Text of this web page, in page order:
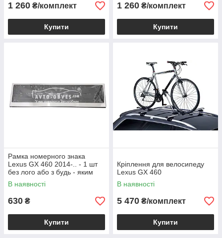
1 260 ₴/комплект
Купити
1 260 ₴/комплект
Купити
Рамка номерного знака
Lexus GX 460 2014-.. - 1 шт
без лого або з будь - яким
Вашим лого
В наявності
630 ₴
Купити
Кріплення для велосипеду
Lexus GX 460
В наявності
5 470 ₴/комплект
Купити